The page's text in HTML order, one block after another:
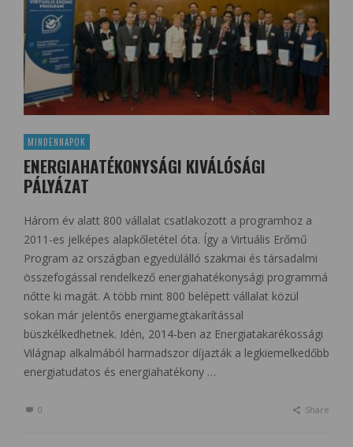
MINDENNAPOK
ENERGIAHATÉKONYSÁGI KIVÁLÓSÁGI
PÁLYÁZAT
Három év alatt 800 vállalat csatlakozott a programhoz a
2011-es jelképes alapkőletétel óta. Így a Virtuális Erőmű
Program az országban egyedülálló szakmai és társadalmi
összefogással rendelkező energiahatékonysági programmá
nőtte ki magát. A több mint 800 belépett vállalat közül
sokan már jelentős energiamegtakarítással
büszkélkedhetnek. Idén, 2014-ben az Energiatakarékossági
Világnap alkalmából harmadszor díjazták a legkiemelkedőbb
energiatudatos és energiahatékony …
0 Share